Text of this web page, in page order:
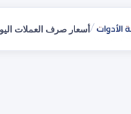
/أسعار صرف العملات